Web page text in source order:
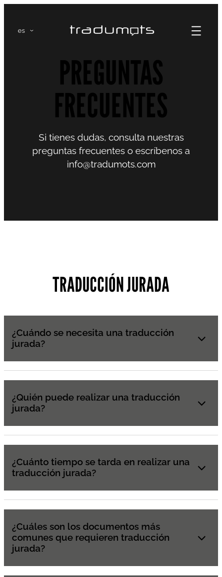
contenido
es
PREGUNTAS
FRECUENTES
Si tienes dudas, consulta nuestras
preguntas frecuentes o escríbenos a
info@tradumots.com
TRADUCCIÓN JURADA
¿Cuándo se necesita una traducción
jurada?
¿Quién puede realizar una traducción
jurada?
¿Cuánto tiempo se tarda en realizar una
traducción jurada?
¿Cuáles son los documentos más
comunes que requieren traducción
jurada?